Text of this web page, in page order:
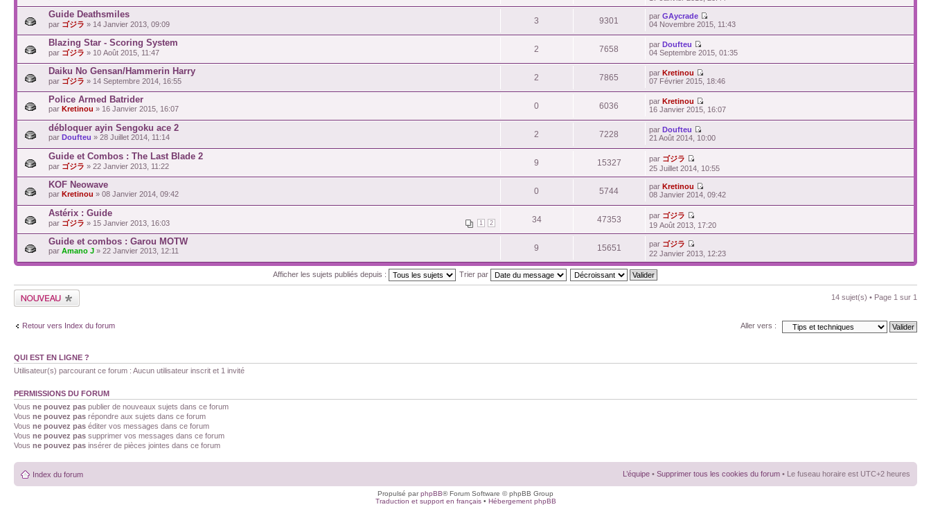
Guide Deathsmiles
par ゴジラ » 14 Janvier 2013, 09:09 3 9301 parGAycrade
04 Novembre 2015, 11:43
Blazing Star - Scoring System
par ゴジラ » 10 Août 2015, 11:47 2 7658 parDoufteu
04 Septembre 2015, 01:35
Daiku No Gensan/Hammerin Harry
par ゴジラ » 14 Septembre 2014, 16:55 2 7865 parKretinou
07 Février 2015, 18:46
Police Armed Batrider
par Kretinou » 16 Janvier 2015, 16:07 0 6036 parKretinou
16 Janvier 2015, 16:07
débloquer ayin Sengoku ace 2
par Doufteu » 28 Juillet 2014, 11:14 2 7228 parDoufteu
21 Août 2014, 10:00
Guide et Combos : The Last Blade 2
par ゴジラ » 22 Janvier 2013, 11:22 9 15327 par ゴジラ
25 Juillet 2014, 10:55
KOF Neowave
par Kretinou » 08 Janvier 2014, 09:42 0 5744 parKretinou
08 Janvier 2014, 09:42
Astérix : Guide
1 2
par ゴジラ » 15 Janvier 2013, 16:03 34 47353 par ゴジラ
19 Août 2013, 17:20
Guide et combos : Garou MOTW
par Amano J » 22 Janvier 2013, 12:11 9 15651 par ゴジラ
22 Janvier 2013, 12:23
Afficher les sujets publiés depuis : Trier par
14 sujet(s) • Page 1 sur 1
Retour vers Index du forum Aller vers :
QUI EST EN LIGNE ?
Utilisateur(s) parcourant ce forum : Aucun utilisateur inscrit et 1 invité
PERMISSIONS DU FORUM
Vous ne pouvez pas publier de nouveaux sujets dans ce forum
Vous ne pouvez pas répondre aux sujets dans ce forum
Vous ne pouvez pas éditer vos messages dans ce forum
Vous ne pouvez pas supprimer vos messages dans ce forum
Vous ne pouvez pas insérer de pièces jointes dans ce forum
Index du forum L’équipe • Supprimer tous les cookies du forum • Le fuseau horaire est UTC+2 heures
Propulsé parphpBB® Forum Software © phpBB Group
Traduction et support en français• Hébergement phpBB